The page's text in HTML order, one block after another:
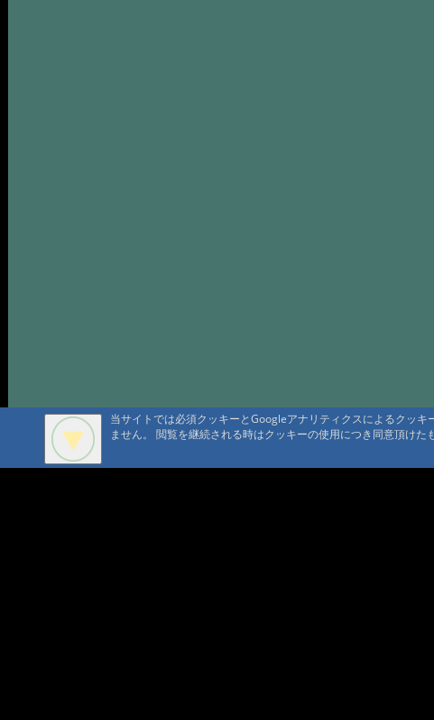
当サイトでは必須クッキーとGoogleアナリティクスによるクッ
ません。 閲覧を継続される時はクッキーの使用につき同意頂け